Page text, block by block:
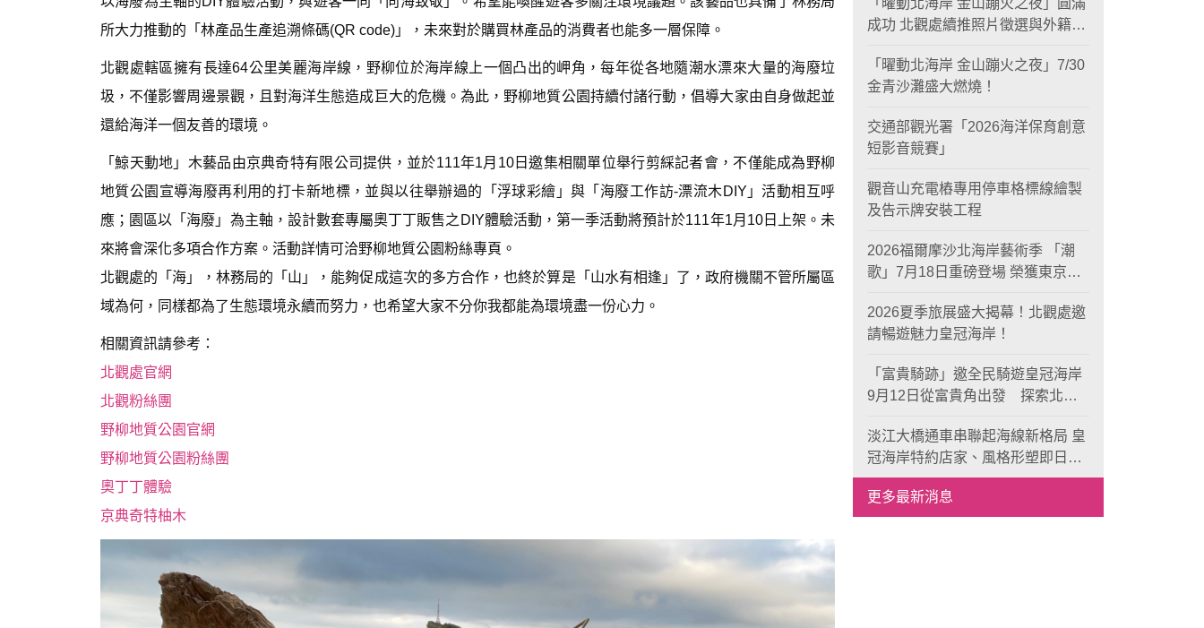
所大力推動的「林產品生產追溯條碼(QR code)」，未來對於購買林產品的消費者也能多一層保障。
北觀處轄區擁有長達64公里美麗海岸線，野柳位於海岸線上一個凸出的岬角，每年從各地隨潮水漂來大量的海廢垃
圾，不僅影響周邊景觀，且對海洋生態造成巨大的危機。為此，野柳地質公園持續付諸行動，倡導大家由自身做起並
還給海洋一個友善的環境。
「鯨天動地」木藝品由京典奇特有限公司提供，並於111年1月10日邀集相關單位舉行剪綵記者會，不僅能成為野柳
地質公園宣導海廢再利用的打卡新地標，並與以往舉辦過的「浮球彩繪」與「海廢工作訪-漂流木DIY」活動相互呼
應；園區以「海廢」為主軸，設計數套專屬奧丁丁販售之DIY體驗活動，第一季活動將預計於111年1月10日上架。未
來將會深化多項合作方案。活動詳情可洽野柳地質公園粉絲專頁。
北觀處的「海」，林務局的「山」，能夠促成這次的多方合作，也終於算是「山水有相逢」了，政府機關不管所屬區
域為何，同樣都為了生態環境永續而努力，也希望大家不分你我都能為環境盡一份心力。
相關資訊請參考：
北觀處官網
北觀粉絲團
野柳地質公園官網
野柳地質公園粉絲團
奧丁丁體驗
京典奇特柚木
「曜動北海岸 金山蹦火之夜」圓滿
成功 北觀處續推照片徵選與外籍青
「曜動北海岸 金山蹦火之夜」7/30
金青沙灘盛大燃燒！
交通部觀光署「2026海洋保育創意
短影音競賽」
觀音山充電樁專用停車格標線繪製
及告示牌安裝工程
2026福爾摩沙北海岸藝術季 「潮
歌」7月18日重磅登場 榮獲東京設
2026夏季旅展盛大揭幕！北觀處邀
請暢遊魅力皇冠海岸！
「富貴騎跡」邀全民騎遊皇冠海岸
9月12日從富貴角出發 探索北海
淡江大橋通車串聯起海線新格局 皇
冠海岸特約店家、風格形塑即日起
開放報名
更多最新消息